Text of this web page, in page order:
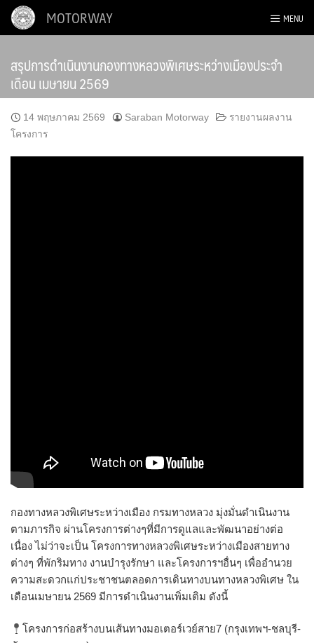
Skip
MOTORWAY MENU
สรุปการดำเนินงานกองทางหลวงพิเศษระหว่างเมืองประจำ
เดือน เมษายน 2569
14 พฤษภาคม 2569 Saraban Motorway
รายงานผลงาน
โครงการ
กองทางหลวงพิเศษระหว่างเมือง กรมทางหลวง มุ่งมั่นดำเนินงาน
ตามภารกิจ ผ่านโครงการต่างๆที่มีการดูแลและพัฒนาอย่างต่อ
เนื่อง ไม่ว่าจะเป็น โครงการทางหลวงพิเศษระหว่างเมืองสายทาง
ต่างๆ ที่พักริมทาง งานบำรุงรักษา และโครงการฯอื่นๆ เพื่ออำนวย
ความสะดวกแก่ประชาชนตลอดการเดินทางบนทางหลวงพิเศษ ใน
เดือนเมษายน 2569 มีการดำเนินงานเพิ่มเติม ดังนี้
โครงการก่อสร้างบนเส้นทางมอเตอร์เวย์สาย7 (กรุงเทพฯ-ชลบุรี-